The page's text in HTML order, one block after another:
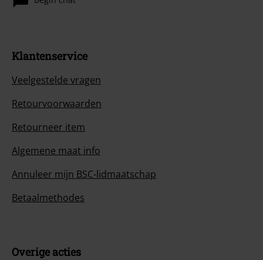
Klantenservice
Veelgestelde vragen
Retourvoorwaarden
Retourneer item
Algemene maat info
Annuleer mijn BSC-lidmaatschap
Betaalmethodes
Overige acties